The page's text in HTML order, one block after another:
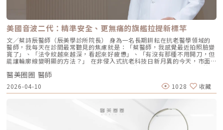
膚新生彈力蛋白，從底層「軟化」細小紋路，讓整個人看起來更加柔和、自
然。六、 蔡醫師的診間建議：如何規劃妳的「逆時針」計畫？在辰美學，
我們追求的是「長效且細膩」的美，而非瞬間的煙火式改變。針對初次接觸
Profhilo 逆時針 的客戶，我通常會建議以「週期性重塑」的方式來規劃妳
的專屬美學地圖：1. 基礎療程：建議至少進行 2 至 3 次為了達到最佳的彈
力蛋白新生與肌底環境優化，單次施打僅是啟動信號，完整的重塑需要時間
堆疊： 啟動期（第 1 次與第 2 次）： 建議間隔 1 個月施打。這兩次密集的
治療能確保高濃度玻尿酸在真皮層內建立穩固的擴散網絡，全面活化纖維母
細胞。 強化期（第 2 次與第 3 次）： 建議間隔3到6個月進行第三次施打。
這是一個關鍵的鞏固點，能延續細胞的再生信號，讓拉皮效果更具層次感。
維持期： 經過這 3 次完整的週期療程後，肌膚的緊緻度與細緻質感通常可
以維持九個月左右的時間。2.術後照護：輕盈無負擔的修復由於 Profhilo
是極高純度的玻尿酸且不含化學交聯劑，術後反應極輕。只需在 24 小時內
避免劇烈運動與高溫環境（如溫泉、蒸氣室、高溫瑜伽），其餘日常生活、
上妝均不受影響，非常適合行程滿檔的都會女性。結語：美，是找回妳原本
的自然光采抗老不應該是「加法」，而是「還原」。Profhilo 逆時針的哲
學與辰美學的理念不謀而合：我們不希望客戶變得不像自己，我們希望妳在
未來的日子裡，依然保有那份緊緻、透亮的彈力美感。妳不需要厚重的粉底
改善效果，避免了傳統填充劑可能導致的僵硬或「饅化」現象，讓你看起來
就像是膚況變好了，而不是動了手腳。4. 獨創 BAP 五點注射技術：療程更
舒適、更快速採用獨家的 BAP (Bio Aesthetic Points) 五點注射技術。醫師
只需在臉部兩側各選擇五個精準的生物美學點進行注射，就能讓玻尿酸均勻
擴散至全臉。這大大減少了注射的針數和疼痛感，也降低了術後瘀青和腫脹
的機率，讓療程更加舒適、快速。5. 高濃度、不含交聯劑：安全性高、低發
炎風險以高濃度玻尿酸為主要成分，且製程中不使用任何化學交聯劑，能有
效降低注射後的發炎反應與過敏風險。同時，也經過多項國際認證，確保了
產品的純淨與安全性。逆時針（Profhilo） vs. 傳統玻尿酸比較 療程名稱
逆時針 (Profhilo) 傳統玻尿酸填充劑 主要功能 「生物重塑」(Bio-
remodeling)， 刺激膠原蛋白和彈力蛋白再生，從根本改善膚質 「填充」
和「支撐」， 用於填補凹陷、雕塑輪廓 成分組成 專利技術結合高低分子玻
尿酸， 64mg/2ml 高濃度，無交聯劑 玻尿酸會添加交聯劑，以增加黏度和
支撐力， 能維持體積不被快速分解 作用機制 注射後會均勻擴散至皮膚深
美國音波二代：精準安全、更無痛的旗艦拉提新標竿
文／蔡詩辰醫師（辰美學診所院長） 身為一名長期耕耘在抗老醫學領域的
醫師，我每天在診間最常聽見的焦慮就是：「蔡醫師，我感覺最近拍照臉變
寬了」、「法令紋越來越深，看起來好疲憊」、「有沒有那種不用開刀，但
能讓輪廓線變明顯的方法？」 在非侵入式抗老科技日新月異的今天，市面
上的音波儀器琳瑯滿目。但每當病患詢問我最信任哪一台儀器時，我的首選
始終是 Ultherapy 美國音波。而在 2026 年的現在，隨著 Ultherapy
Prime（美音二代） 的問世，醫美界正式進入了「精準醫療」的新紀元。這
篇文章，我將以專業醫師的角度，深度拆解為什麼美音二代會成為我臨床治
療的核心，以及它如何重新定義抗老的黃金標準。一、 為什麼「看得到」
跟病患分享一個觀念：音波拉提不是「能量越強越好」，而是「能量要打在
對的地方」。每個人的皮膚厚度、皮下脂肪分布、筋膜層（SMAS）的深
度，甚至是神經血管的走勢都完全不同。即便是在同一個人的臉上，左側與
醫美圈圈 醫師
2026-04-10 1028 收藏